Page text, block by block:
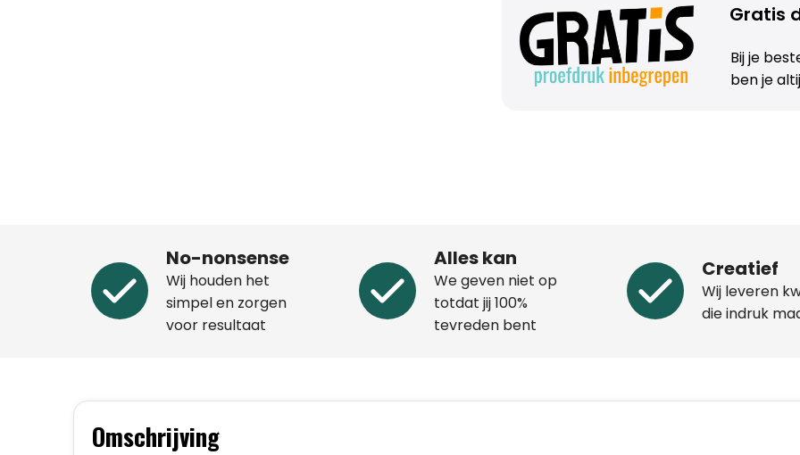
Gratis
Bij je
ben je
No-nonsense
Wij houden het
simpel en zorgen
voor resultaat
Alles kan
We geven niet op
totdat jij 100%
tevreden bent
Creatief
Wij leveren
die indruk
Omschrijving